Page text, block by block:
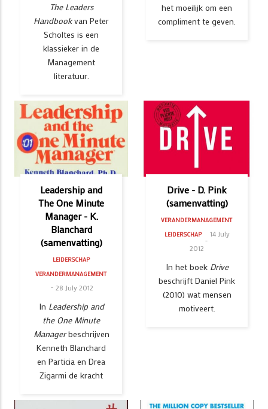
The Leaders
Handbookvan Peter
Scholtes is een
klassieker in de
Management
literatuur.
het moeilijk om een
compliment te geven.
Leadership and
The One Minute
Manager - K.
Blanchard
(samenvatting)
LEIDERSCHAP
VERANDERMANAGEMENT
28 July 2012
In Leadership and
the One Minute
Managerbeschrijven
Kenneth Blanchard
en Particia en Drea
Zigarmi de kracht
Drive - D. Pink
(samenvatting)
VERANDERMANAGEMENT
LEIDERSCHAP
14 July
2012
In het boek Drive
beschrijft Daniel Pink
(2010) wat mensen
motiveert.